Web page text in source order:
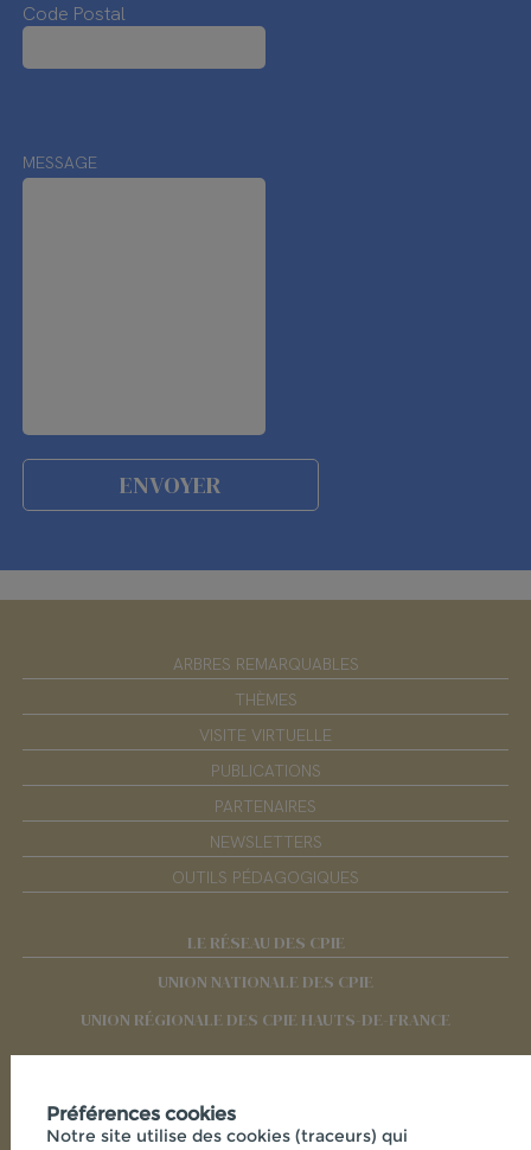
Code Postal
MESSAGE
ARBRES REMARQUABLES
THÈMES
VISITE VIRTUELLE
PUBLICATIONS
PARTENAIRES
NEWSLETTERS
OUTILS PÉDAGOGIQUES
LE RÉSEAU DES CPIE
UNION NATIONALE DES CPIE
UNION RÉGIONALE DES CPIE HAUTS-DE-FRANCE
RÉSEAUX SOCIAUX
Préférences cookies
Notre site utilise des cookies (traceurs) qui